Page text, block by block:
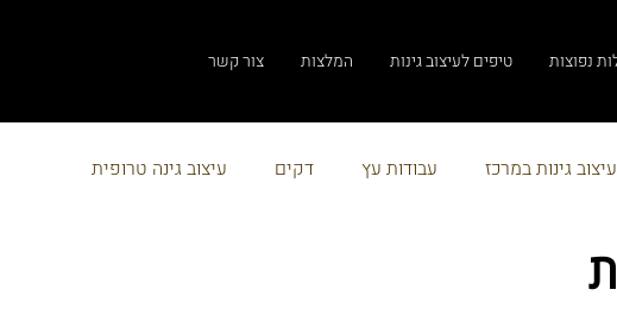
נפוצות טיפים לעיצוב גינות המלצות צור קשר
עיצוב גינות במרכז עבודות עץ דקים עיצוב גינה טרופית